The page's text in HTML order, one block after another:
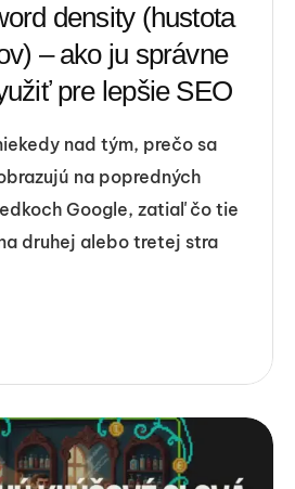
density (hustota
– ako ju správne
pre lepšie SEO
nad tým, prečo sa
na popredných
Google, zatiaľ čo tie
druhej alebo tretej stra